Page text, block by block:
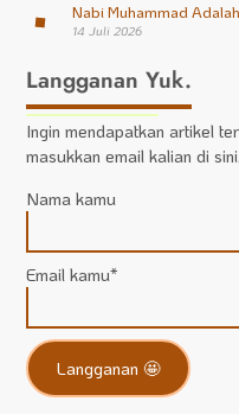
Nabi Muhammad
14 Juli 2026
Langganan Yuk.
Ingin mendapatkan artikel
masukkan email kalian di
Nama kamu
Email kamu*